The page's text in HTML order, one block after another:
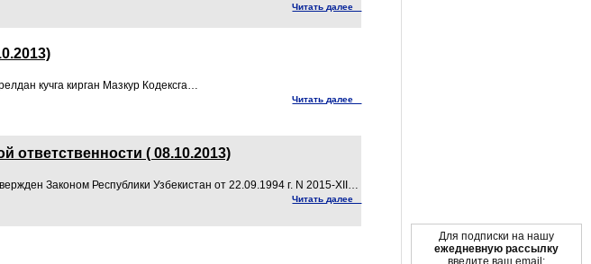
Для подписки на нашу
ежедневную рассылку
введите ваш email:
Читать далее
кучга кирган Мазкур Кодексга…
Читать далее
ответственности ( 08.10.2013)
Законом Республики Узбекистан от 22.09.1994 г. N 2015-XII…
Читать далее